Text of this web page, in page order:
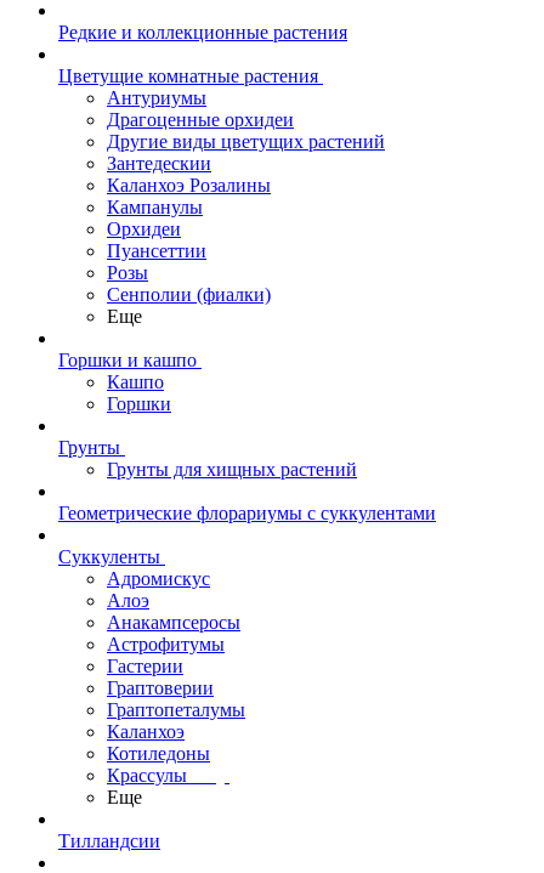
Редкие и коллекционные растения
Цветущие комнатные растения
Антуриумы
Драгоценные орхидеи
Другие виды цветущих растений
Зантедескии
Каланхоэ Розалины
Кампанулы
Орхидеи
Пуансеттии
Розы
Сенполии (фиалки)
Еще
Горшки и кашпо
Кашпо
Горшки
Грунты
Грунты для хищных растений
Геометрические флорариумы с суккулентами
Суккуленты
Адромискус
Алоэ
Анакампсеросы
Астрофитумы
Гастерии
Граптоверии
Граптопеталумы
Каланхоэ
Котиледоны
Крассулы
Еще
Тилландсии